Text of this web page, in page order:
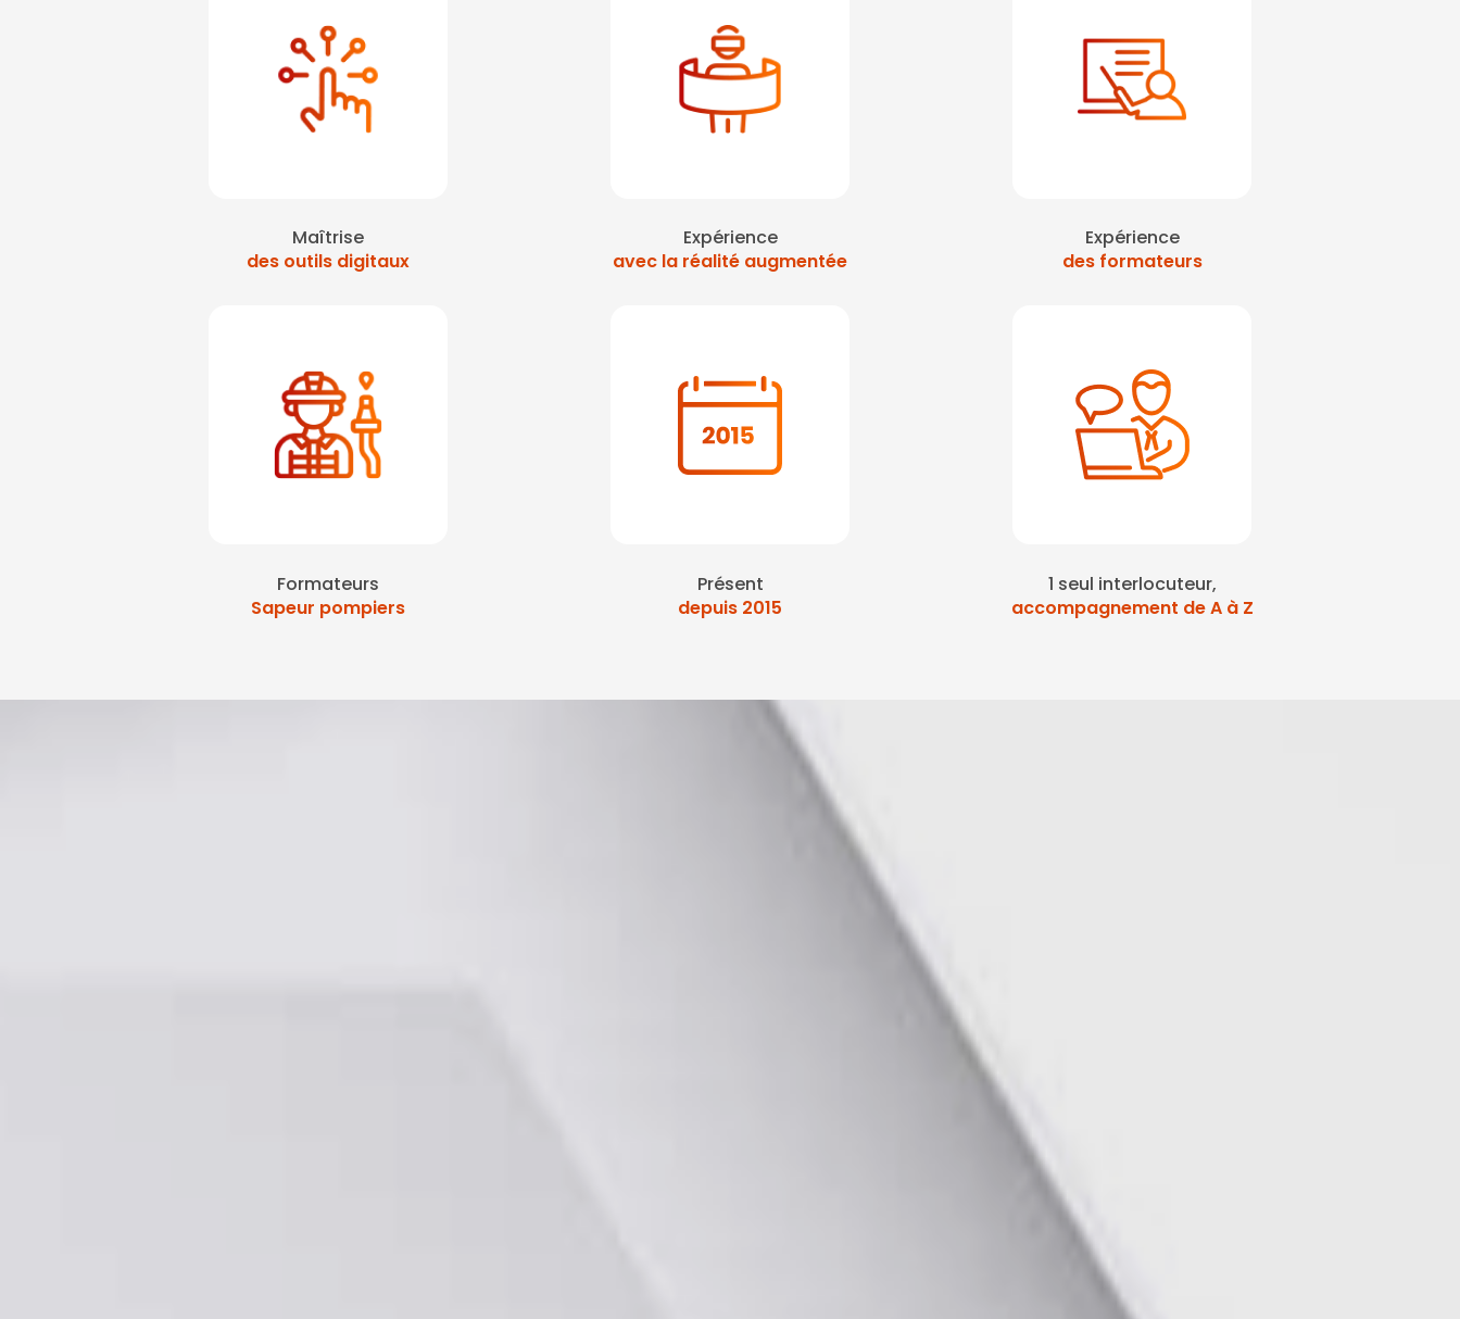
Maîtrise
des outils digitaux
Expérience
avec la réalité augmentée
Expérience
des formateurs
Formateurs
Sapeur pompiers
Présent
depuis 2015
1 seul interlocuteur,
accompagnement de A à Z